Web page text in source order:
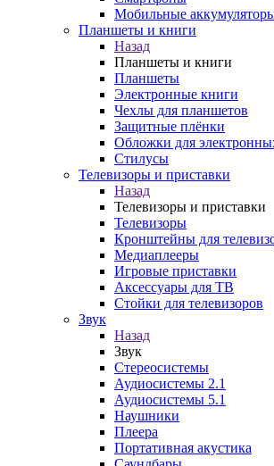
Мобильные
Планшеты и книги
Назад
Планшеты и книги
Планшеты
Электронные книги
Чехлы для планшетов
Защитные плёнки
Обложки для
Стилусы
Телевизоры и приставки
Назад
Телевизоры и приставки
Телевизоры
Кронштейны для
Медиаплееры
Игровые приставки
Аксессуары для ТВ
Стойки для телевизоров
Звук
Назад
Звук
Стереосистемы
Аудиосистемы 2.1
Аудиосистемы 5.1
Наушники
Плеера
Портативная акустика